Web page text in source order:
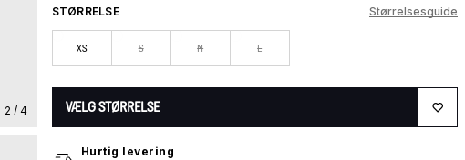
2 / 4
STØRRELSE Størrelsesguide
XS S M L
VÆLG STØRRELSE
Hurtig levering